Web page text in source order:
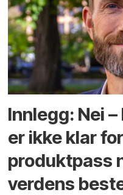
Innlegg: Nei
er ikke klar
produktpass
verdens